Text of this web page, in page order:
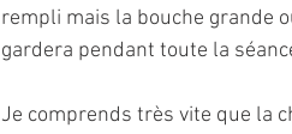
rempli mais la bouche grande
gardera pendant toute la
Je comprends très vite que la